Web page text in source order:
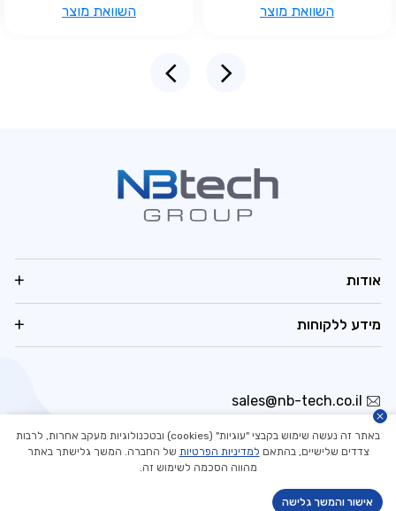
השוואת מוצר השוואת מוצר
אודות
מידע ללקוחות
sales@nb-tech.co.il
היובלים 3, הוד השרון
באתר זה נעשה שימוש בקבצי "עוגיות" (cookies) ובטכנולוגיות מעקב אחרות, לרבות
צדדים שלישיים, בהתאם למדיניות הפרטיות של החברה. המשך גלישתך באתר
מהווה הסכמה לשימוש זה.
אישור והמשך גלישה